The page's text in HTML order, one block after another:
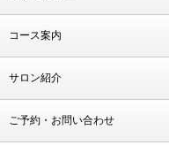
コース案内
サロン紹介
ご予約・お問い合わせ